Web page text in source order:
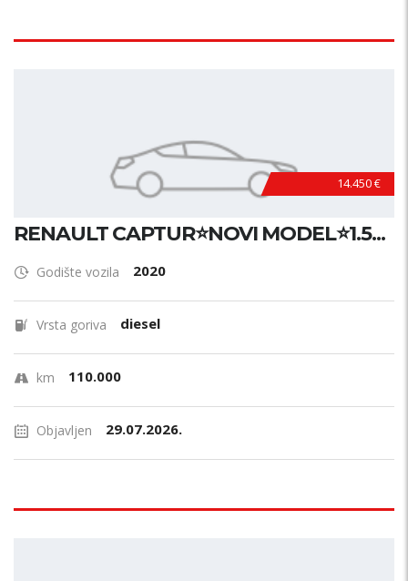
14.450 €
RENAULT CAPTUR⭐NOVI MODEL⭐1.5...
Godište vozila 2020
Vrsta goriva diesel
km 110.000
Objavljen 29.07.2026.